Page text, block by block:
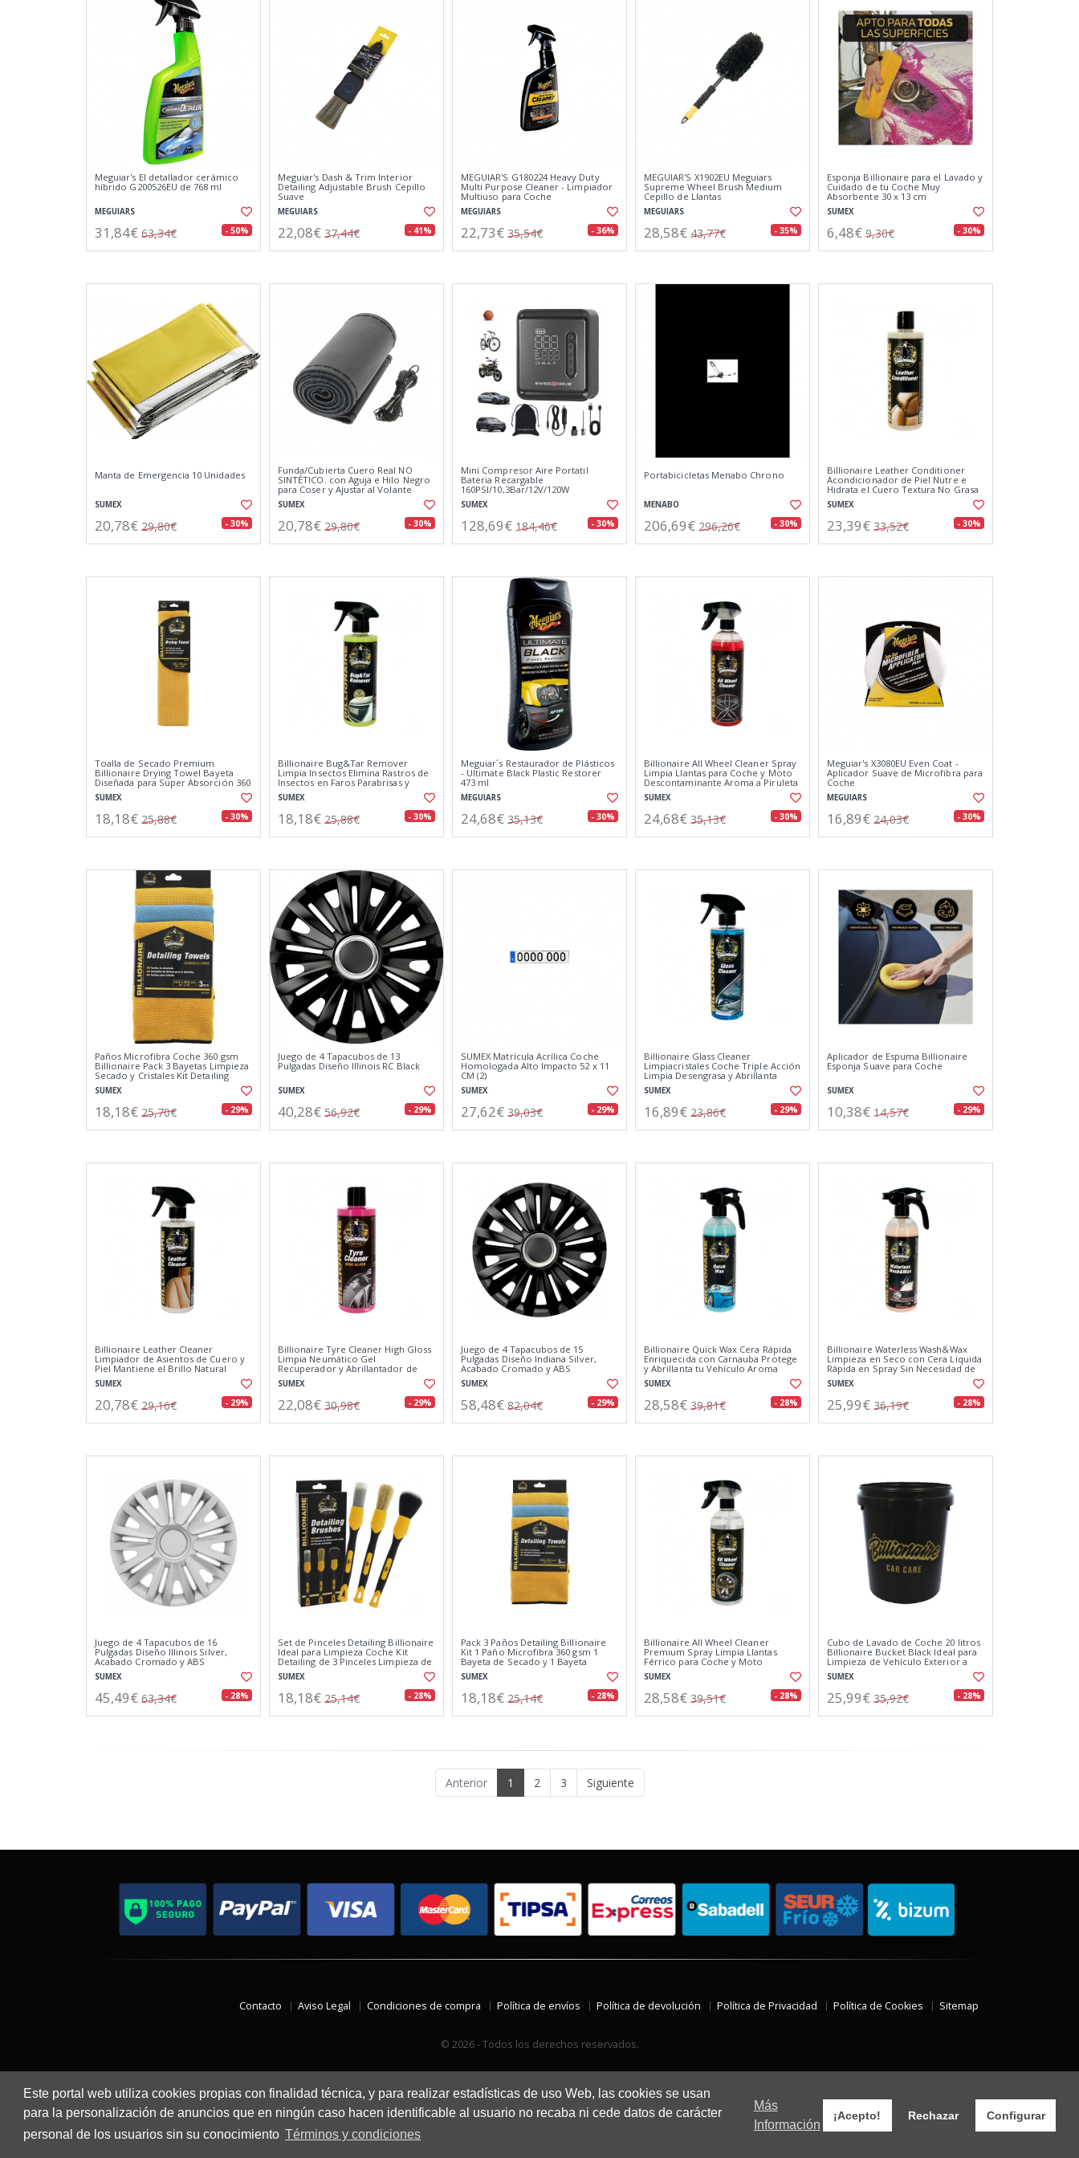
Este portal web utiliza cookies propias con finalidad técnica, y para realizar estadísticas de uso Web, las cookies se usan
para la personalización de anuncios que en ningún caso hacen identificable al usuario no recaba ni cede datos de carácter
personal de los usuarios sin su conocimiento Términos y condiciones
Más
Información
¡Acepto! Rechazar Configurar
Meguiar's El detallador cerámico
híbrido G200526EU de 768 ml
MEGUIARS
31,84€ 63,34€ - 50%
Meguiar's Dash & Trim Interior
Detailing Adjustable Brush Cepillo
Suave
MEGUIARS
22,08€ 37,44€ - 41%
MEGUIAR'S G180224 Heavy Duty
Multi Purpose Cleaner - Limpiador
Multiuso para Coche
MEGUIARS
22,73€ 35,54€ - 36%
MEGUIAR'S X1902EU Meguiars
Supreme Wheel Brush Medium
Cepillo de Llantas
MEGUIARS
28,58€ 43,77€ - 35%
Esponja Billionaire para el Lavado y
Cuidado de tu Coche Muy
Absorbente 30 x 13 cm
SUMEX
6,48€ 9,30€ - 30%
Manta de Emergencia 10 Unidades
SUMEX
20,78€ 29,80€ - 30%
Funda/Cubierta Cuero Real NO
SINTÉTICO. con Aguja e Hilo Negro
para Coser y Ajustar al Volante
SUMEX
20,78€ 29,80€ - 30%
Mini Compresor Aire Portatil
Bateria Recargable
160PSI/10,3Bar/12V/120W
Iluminación LED de Emergencia y 5
Modos de Inflado
SUMEX
128,69€ 184,46€ - 30%
Portabicicletas Menabo Chrono
MENABO
206,69€ 296,26€ - 30%
Billionaire Leather Conditioner
Acondicionador de Piel Nutre e
Hidrata el Cuero Textura No Grasa
Aroma a Coche Nuevo 500ml
SUMEX
23,39€ 33,52€ - 30%
Toalla de Secado Premium
Billionaire Drying Towel Bayeta
Diseñada para Super Absorción 360
gsm Extra Grande 55 x 76 cm
SUMEX
18,18€ 25,88€ - 30%
Billionaire Bug&Tar Remover
Limpia Insectos Elimina Rastros de
Insectos en Faros Parabrisas y
Parachoques Aroma a Menta 500ml
SUMEX
18,18€ 25,88€ - 30%
Meguiar´s Restaurador de Plásticos
- Ultimate Black Plastic Restorer
473 ml
MEGUIARS
24,68€ 35,13€ - 30%
Billionaire All Wheel Cleaner Spray
Limpia Llantas para Coche y Moto
Descontaminante Aroma a Piruleta
750ml
SUMEX
24,68€ 35,13€ - 30%
Meguiar's X3080EU Even Coat -
Aplicador Suave de Microfibra para
Coche
MEGUIARS
16,89€ 24,03€ - 30%
Paños Microfibra Coche 360 gsm
Billionaire Pack 3 Bayetas Limpieza
Secado y Cristales Kit Detailing
Coche 40x40 cm
SUMEX
18,18€ 25,70€ - 29%
Juego de 4 Tapacubos de 13
Pulgadas Diseño Illinois RC Black
SUMEX
40,28€ 56,92€ - 29%
SUMEX Matrícula Acrílica Coche
Homologada Alto Impacto 52 x 11
CM (2)
SUMEX
27,62€ 39,03€ - 29%
Billionaire Glass Cleaner
Limpiacristales Coche Triple Acción
Limpia Desengrasa y Abrillanta
Pistola de Espuma 500ml
SUMEX
16,89€ 23,86€ - 29%
Aplicador de Espuma Billionaire
Esponja Suave para Coche
SUMEX
10,38€ 14,57€ - 29%
Billionaire Leather Cleaner
Limpiador de Asientos de Cuero y
Piel Mantiene el Brillo Natural
Aroma a Coche Nuevo 500ml
SUMEX
20,78€ 29,16€ - 29%
Billionaire Tyre Cleaner High Gloss
Limpia Neumático Gel
Recuperador y Abrillantador de
Neumáticos Aroma a Gominolas
500ml
SUMEX
22,08€ 30,98€ - 29%
Juego de 4 Tapacubos de 15
Pulgadas Diseño Indiana Silver,
Acabado Cromado y ABS
Resistente a Fuertes Impactos
SUMEX
58,48€ 82,04€ - 29%
Billionaire Quick Wax Cera Rápida
Enriquecida con Carnauba Protege
y Abrillanta tu Vehículo Aroma
Floral 750ml
SUMEX
28,58€ 39,81€ - 28%
Billionaire Waterless Wash&Wax
Limpieza en Seco con Cera Líquida
Rápida en Spray Sin Necesidad de
Agua Aroma a Melocotón 750ml
SUMEX
25,99€ 36,19€ - 28%
Juego de 4 Tapacubos de 16
Pulgadas Diseño Illinois Silver,
Acabado Cromado y ABS
Resistente a Fuertes Impactos
SUMEX
45,49€ 63,34€ - 28%
Set de Pinceles Detailing Billionaire
Ideal para Limpieza Coche Kit
Detailing de 3 Pinceles Limpieza de
Detalle
SUMEX
18,18€ 25,14€ - 28%
Pack 3 Paños Detailing Billionaire
Kit 1 Paño Microfibra 360 gsm 1
Bayeta de Secado y 1 Bayeta
Especial Cristales
SUMEX
18,18€ 25,14€ - 28%
Billionaire All Wheel Cleaner
Premium Spray Limpia Llantas
Férrico para Coche y Moto
Disuelve Toda la Suciedad 750ml
SUMEX
28,58€ 39,51€ - 28%
Cubo de Lavado de Coche 20 litros
Billionaire Bucket Black Ideal para
Limpieza de Vehículo Exterior a
Mano Color Negro
SUMEX
25,99€ 35,92€ - 28%
Anterior 1 2 3 Siguiente
Contacto Aviso Legal Condiciones de compra Política de envíos Política de devolución Política de Privacidad Política de Cookies Sitemap
© 2026 - Todos los derechos reservados.